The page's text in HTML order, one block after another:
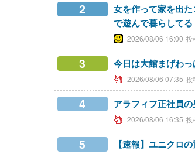
2
女を作って家を出
で遊んで暮らしてる
2026/08/06 16:00
3 今日は大館まげわ
2026/08/06 07:35
4 アラフィフ正社員
2026/08/06 16:35
5 【速報】ユニクロ